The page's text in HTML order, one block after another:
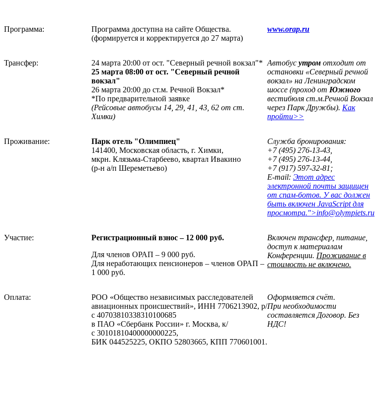
Программа:
Программа доступна на сайте Общества.
(формируется и корректируется до 27 марта)
www.orap.ru
Трансфер:
24 марта 20:00 от ост. "Северный речной вокзал"*
25 марта 08:00 от ост. "Северный речной
вокзал"
26 марта 20:00 до ст.м. Речной Вокзал*
*По предварительной заявке
(Рейсовые автобусы 14, 29, 41, 43, 62 от ст.
Химки)
Автобус утром отходит от
остановки «Северный речной
вокзал» на Ленинградском
шоссе (проход от Южного
вестибюля ст.м.Речной Вокзал
через Парк Дружбы). Как
пройти>>
Проживание:
Парк отель "Олимпиец"
141400, Московская область, г. Химки,
мкрн. Клязьма-Старбеево, квартал Ивакино
(р-н а/п Шереметьево)
Служба бронирования:
+7 (495) 276-13-43,
+7 (495) 276-13-44,
+7 (917) 597-32-81;
E-mail: Этот адрес
электронной почты защищен
от спам-ботов. У вас должен
быть включен JavaScript для
просмотра.">info@olympiets.ru
Участие:
Регистрационный взнос – 12 000 руб.
Для членов ОРАП – 9 000 руб.
Для неработающих пенсионеров – членов ОРАП –
1 000 руб.
Включен трансфер, питание,
доступ к материалам
Конференции. Проживание в
стоимость не включено.
Оплата:
РОО «Общество независимых расследователей
авиационных происшествий», ИНН 7706213902, р/
с 40703810338310100685
в ПАО «Сбербанк России» г. Москва, к/
с 30101810400000000225,
БИК 044525225, ОКПО 52803665, КПП 770601001.
Оформляется счёт.
При необходимости
составляется Договор. Без
НДС!